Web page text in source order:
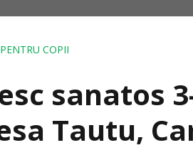
COPII
sanatos
Tautu,